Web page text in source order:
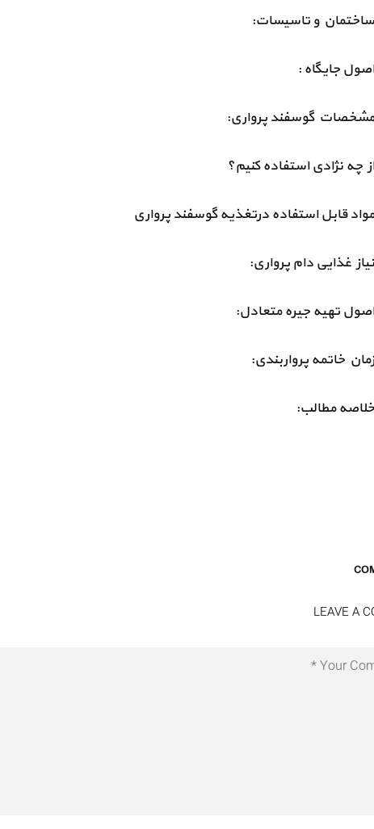
ساختمان و تاسیسات:
اصول جایگاه :
مشخصات گوسفند پرواری:
از چه نژادی استفاده کنیم؟
مواد قابل استفاده درتغذیه گوسفند پرواری
نیاز غذایی دام پرواری:
اصول تهیه جیره متعادل:
زمان خاتمه پرواربندی:
خلاصه مطالب:
LEAVE A